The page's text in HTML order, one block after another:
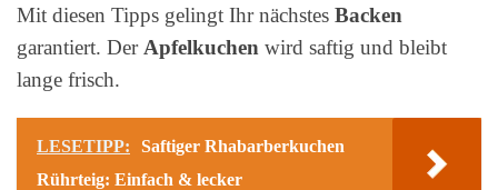
Mit diesen Tipps gelingt Ihr nächstes Backen
garantiert. DerApfelkuchen wird saftig und bleibt
lange frisch.
LESETIPP:
Saftiger Rhabarberkuchen
Rührteig: Einfach & lecker